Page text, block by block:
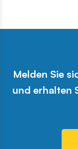
Melden Sie
und erhalten